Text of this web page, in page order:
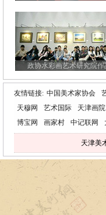
政协水彩画艺术研究院作
友情链接: 中国美术家协会
天穆网
艺术国际 天津画院
博宝网
画家村 中记联网
天津美